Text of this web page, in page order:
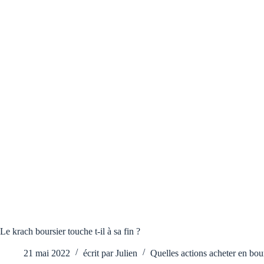
Le krach boursier touche t-il à sa fin ?
21 mai 2022 écrit par Julien Quelles actions acheter en